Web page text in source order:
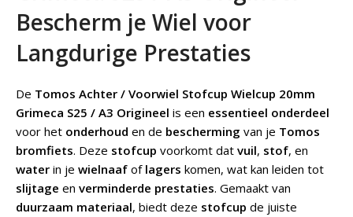
Bescherm je Wiel voor
Langdurige Prestaties
De Tomos Achter / Voorwiel Stofcup Wielcup 20mm
Grimeca S25 / A3 Origineel is een essentieel onderdeel
voor het onderhoud en de bescherming van je Tomos
bromfiets. Deze stofcup voorkomt dat vuil, stof, en
water in je wielnaaf of lagers komen, wat kan leiden tot
slijtage en verminderde prestaties. Gemaakt van
duurzaam materiaal, biedt deze stofcup de juiste